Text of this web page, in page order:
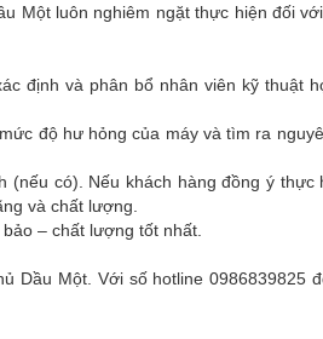
Một luôn nghiêm ngặt thực hiện đối
định và phân bổ nhân viên kỹ thuật
độ hư hỏng của máy và tìm ra
có). Nếu khách hàng đồng ý thực
và chất lượng.
– chất lượng tốt nhất.
Dầu Một. Với số hotline 0986839825